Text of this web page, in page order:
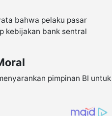
bahwa pelaku pasar
kebijakan bank sentral
pimpinan BI untuk